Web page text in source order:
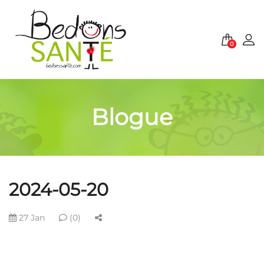
0
Blogue
2024-05-20
27 Jan (0)